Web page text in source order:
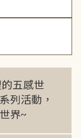
的五感世
列活動，
界~